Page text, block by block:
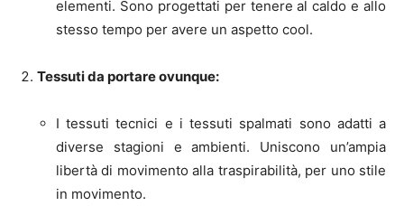
elementi. Sono progettati per tenere al caldo e allo
stesso tempo per avere un aspetto cool.
Tessuti da portare ovunque:
I tessuti tecnici e i tessuti spalmati sono adatti a
diverse stagioni e ambienti. Uniscono un’ampia
libertà di movimento alla traspirabilità, per uno stile
in movimento.